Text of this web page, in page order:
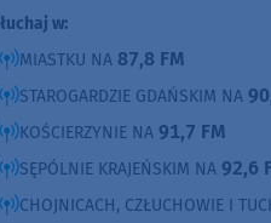
w:
MIASTKU NA 87,8 FM
STAROGARDZIE GDAŃSKIM NA
KOŚCIERZYNIE NA 91,7 FM
SĘPÓLNIE KRAJEŃSKIM NA 92,6
CHOJNICACH, CZŁUCHOWIE I